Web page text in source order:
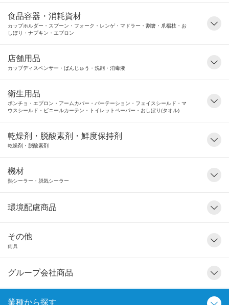
食品容器・消耗資材
カップホルダー・スプーン・フォーク・レンゲ・マドラー・割箸・爪楊枝・お
しぼり・ナプキン・エプロン
店舗用品
カップディスペンサー・ばんじゅう・洗剤・消毒液
衛生用品
ポンチョ・エプロン・アームカバー・パーテーション・フェイスシールド・マ
ウスシールド・ビニールカーテン・トイレットペーパー・おしぼり(タオル)
乾燥剤・脱酸素剤・鮮度保持剤
乾燥剤・脱酸素剤
機材
熱シーラー・脱気シーラー
環境配慮商品
その他
雨具
グループ会社商品
業種から探す